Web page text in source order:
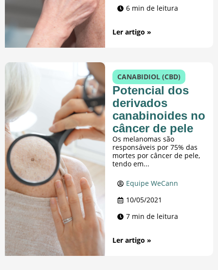
6 min de leitura
Ler artigo »
CANABIDIOL (CBD)
Potencial dos
derivados
canabinoides no
câncer de pele
Os melanomas são
responsáveis por 75% das
mortes por câncer de pele,
tendo em...
Equipe WeCann
10/05/2021
7 min de leitura
Ler artigo »